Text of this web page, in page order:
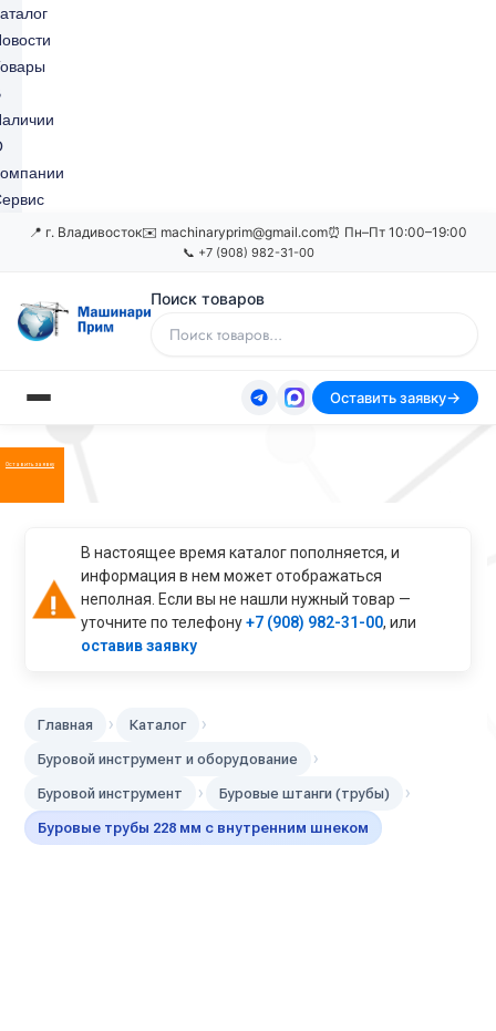
📍 г. Владивосток✉️ machinaryprim@gmail.com⏰ Пн–Пт 10:00–19:00
📞 +7 (908) 982-31-00
Поиск товаров
Оставить заявку
Оставить заявку
В настоящее время каталог пополняется, и
информация в нем может отображаться
неполная. Если вы не нашли нужный товар —
уточните по телефону+7 (908) 982-31-00, или
оставив заявку
Главная › Каталог ›
Буровой инструмент и оборудование ›
Буровой инструмент › Буровые штанги (трубы) ›
Буровые трубы 228 мм с внутренним шнеком